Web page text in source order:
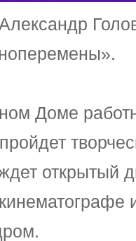
Доме
открытый